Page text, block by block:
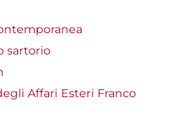
sartorio
Affari Esteri Franco